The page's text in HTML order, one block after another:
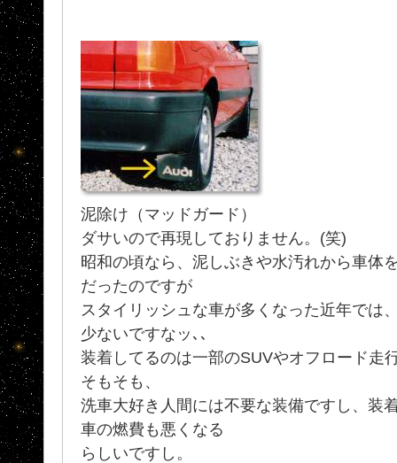
泥除け（マッドガード）
ダサいので再現しておりません。(笑)
昭和の頃なら、泥しぶきや水汚れから車体
だったのですが
スタイリッシュな車が多くなった近年では
少ないですなッ､､
装着してるのは一部のSUVやオフロード走
そもそも、
洗車大好き人間には不要な装備ですし、装
車の燃費も悪くなる
らしいですし。